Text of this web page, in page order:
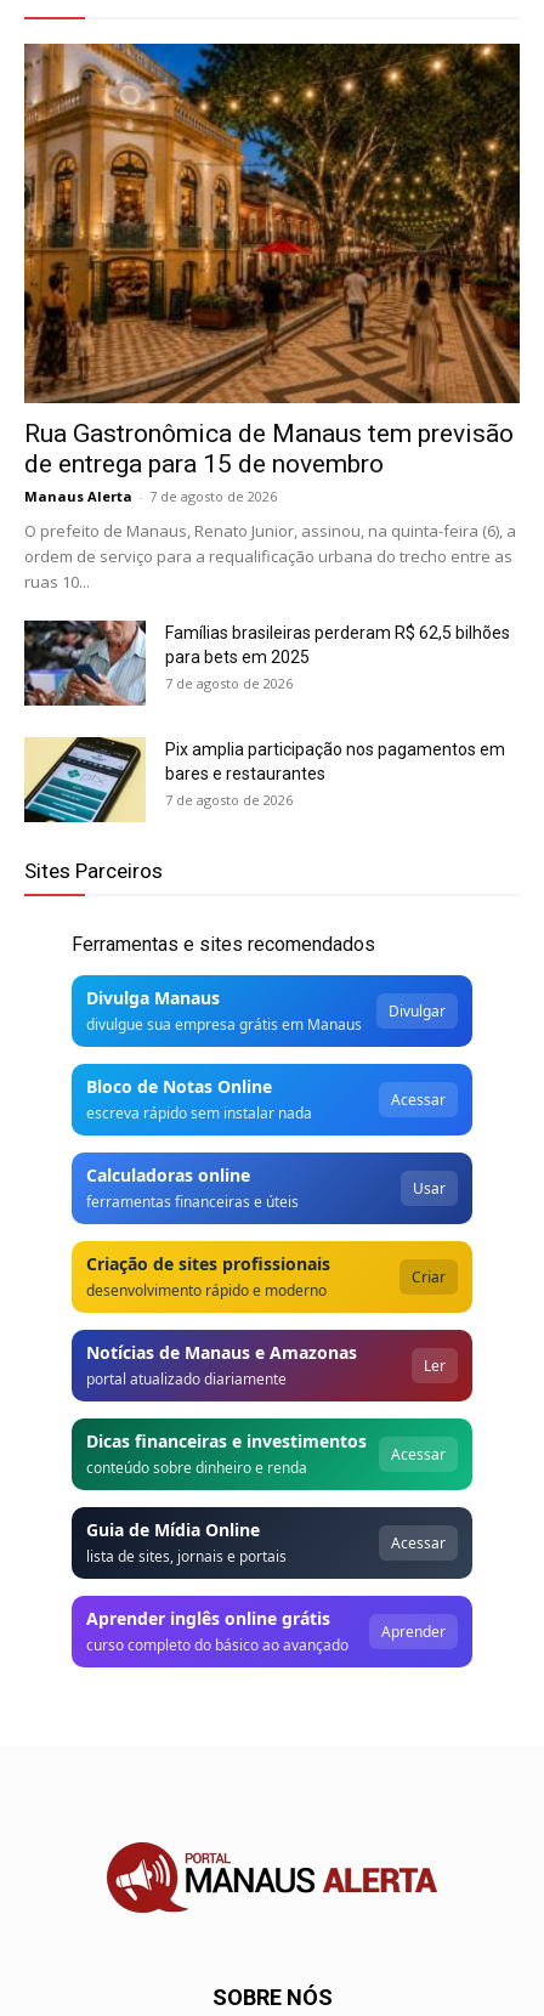
Rua Gastronômica de Manaus tem previsão
de entrega para 15 de novembro
Manaus Alerta - 7 de agosto de 2026
O prefeito de Manaus, Renato Junior, assinou, na quinta-feira (6), a
ordem de serviço para a requalificação urbana do trecho entre as
ruas 10...
Famílias brasileiras perderam R$ 62,5 bilhões
para bets em 2025
7 de agosto de 2026
Pix amplia participação nos pagamentos em
bares e restaurantes
7 de agosto de 2026
Sites Parceiros
Ferramentas e sites recomendados
Divulga Manaus
divulgue sua empresa grátis em Manaus
Divulgar
Bloco de Notas Online
escreva rápido sem instalar nada
Acessar
Calculadoras online
ferramentas financeiras e úteis
Usar
Criação de sites profissionais
desenvolvimento rápido e moderno
Criar
Notícias de Manaus e Amazonas
portal atualizado diariamente
Ler
Dicas financeiras e investimentos
conteúdo sobre dinheiro e renda
Acessar
Guia de Mídia Online
lista de sites, jornais e portais
Acessar
Aprender inglês online grátis
curso completo do básico ao avançado
Aprender
SOBRE NÓS